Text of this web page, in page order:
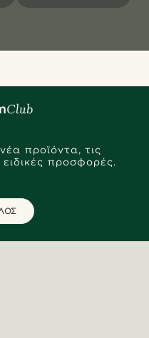
προϊόντα, τις
ειδικές προσφορές.